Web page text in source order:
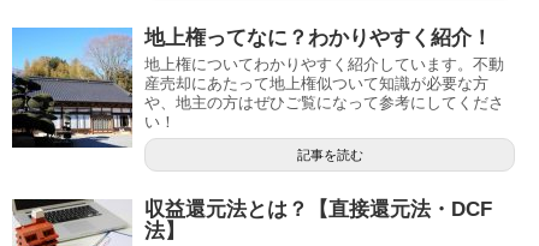
地上権ってなに？わかりやすく紹介！
地上権についてわかりやすく紹介しています。不動
産売却にあたって地上権似ついて知識が必要な方
や、地主の方はぜひご覧になって参考にしてくださ
い！
記事を読む
収益還元法とは？【直接還元法・DCF
法】